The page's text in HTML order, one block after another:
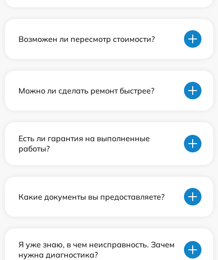
Возможен ли пересмотр стоимости?
Можно ли сделать ремонт быстрее?
Есть ли гарантия на выполненные
работы?
Какие документы вы предоставляете?
Я уже знаю, в чем неисправность. Зачем
нужна диагностика?